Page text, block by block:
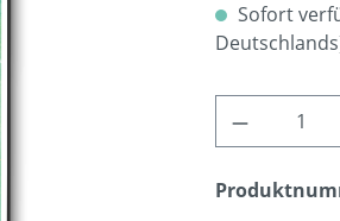
Sofort